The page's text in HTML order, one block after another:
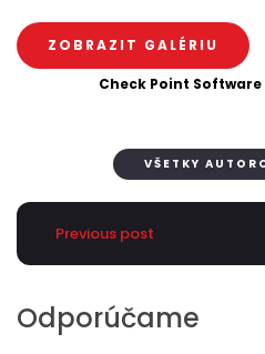
ZOBRAZIT GALÉRIU
Check Point
VŠETKY
Previous post
Odporúčame